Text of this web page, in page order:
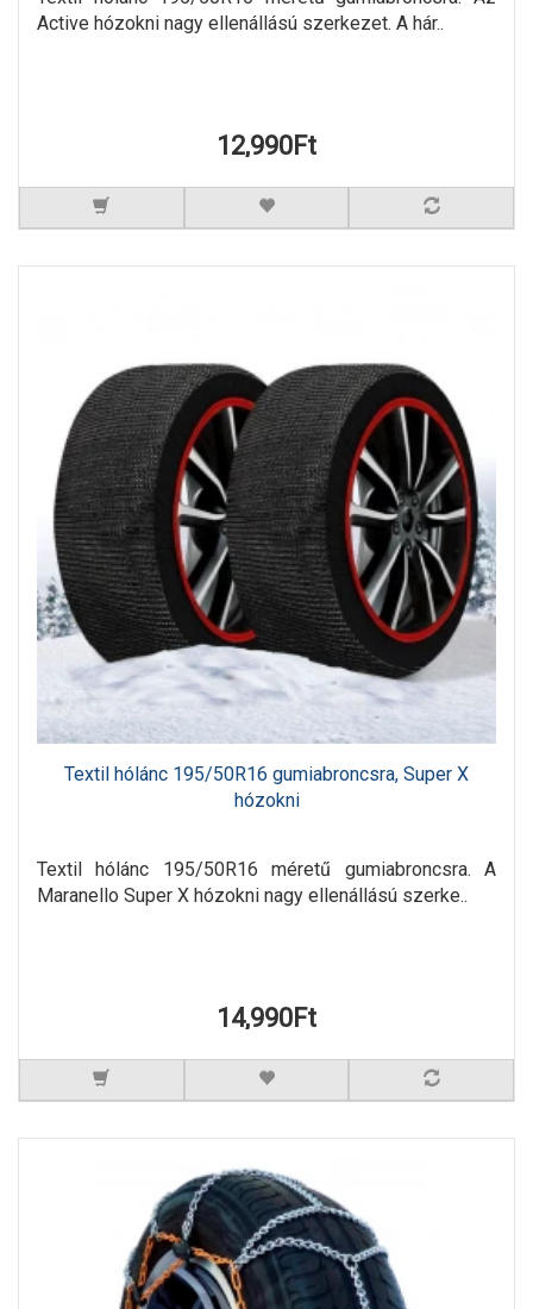
Active hózokni nagy ellenállású szerkezet. A hár..
12,990Ft
Textil hólánc 195/50R16 gumiabroncsra, Super X
hózokni
Textil hólánc 195/50R16 méretű gumiabroncsra. A
Maranello Super X hózokni nagy ellenállású szerke..
14,990Ft